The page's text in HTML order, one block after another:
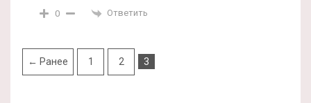
0 Ответить
← Ранее 1 2 3